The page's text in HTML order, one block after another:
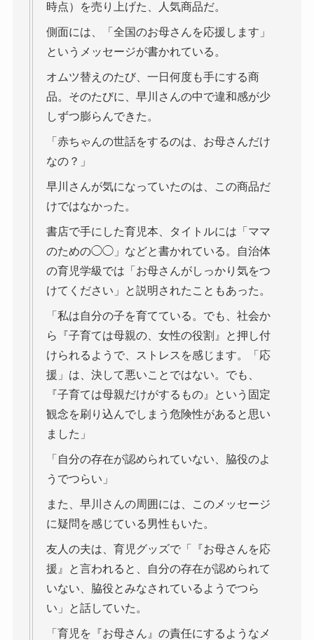
時点）を売り上げた、人気商品だ。
側面には、「全国のお母さんを応援します」
というメッセージが書かれている。
オムツ替えのたび、一日何度も手にする商
品。そのたびに、早川さんの中で違和感が少
しずつ膨らんできた。
「赤ちゃんの世話をするのは、お母さんだけ
なの？」
早川さんが気になっていたのは、この商品だ
けではなかった。
書店で手にした育児本、タイトルには「ママ
のための◯◯」などと書かれている。自治体
の育児学級では「お母さんがしっかり気をつ
けてください」と説明されたこともあった。
「私は自分の子を育てている。でも、社会か
ら『子育ては母親の、女性の役割』と押し付
けられるようで、ストレスを感じます。「応
援」は、決して悪いことではない。でも、
『子育ては母親だけがするもの』という固定
観念を刷り込んでしまう危険性があると思い
ました」
「自分の存在が認められていない、脇役のよ
うでつらい」
また、早川さんの周囲には、このメッセージ
に疑問を感じている男性もいた。
友人の夫は、育児グッズで「『お母さんを応
援』と言われると、自分の存在が認められて
いない、脇役とみなされているようでつら
い」と話していた。
「育児を『お母さん』の責任にするようなメ